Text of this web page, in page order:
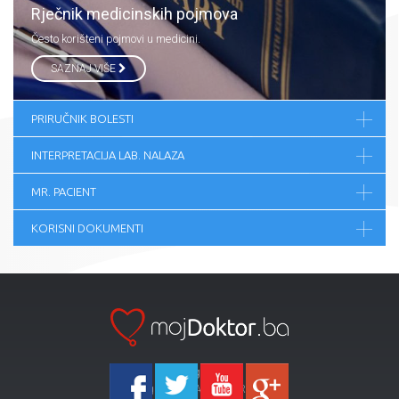
Rječnik medicinskih pojmova
Često korišteni pojmovi u medicini.
SAZNAJ VIŠE
PRIRUČNIK BOLESTI
INTERPRETACIJA LAB. NALAZA
MR. PACIENT
KORISNI DOKUMENTI
Ka-Agencija
Copyright 2026 All Right Reserved